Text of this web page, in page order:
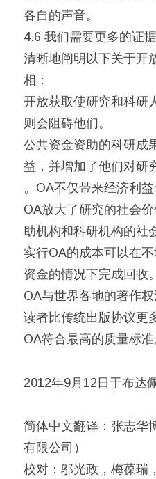
各自的声音。
4.6 我们需要更多的证
清晰地阐明以下关于开
相：
开放获取使研究和科研
则会阻碍他们。
公共资金资助的科研成
益，并增加了他们对研
。OA不仅带来经济利益
OA放大了研究的社会
助机构和科研机构的社
实行OA的成本可以在
资金的情况下完成回收。
OA与世界各地的著作
读者比传统出版协议更
OA符合最高的质量标准
2012年9月12日于布达
简体中文翻译：张志华
有限公司）
校对：邬光政，梅葆瑞